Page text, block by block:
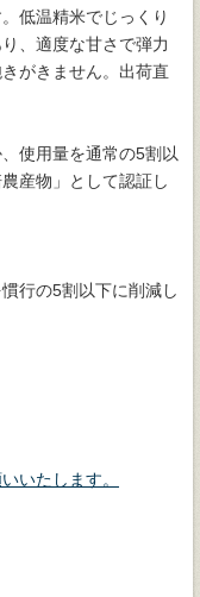
低温精米でじっくり
、適度な甘さで弾力
がきません。出荷直
使用量を通常の5割以
産物」として認証し
行の5割以下に削減し
いたします。